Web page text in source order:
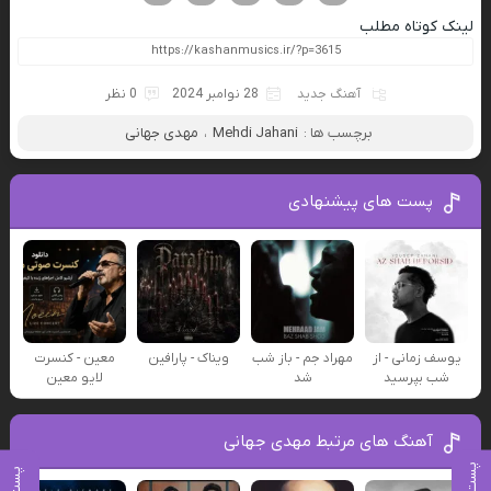
لینک کوتاه مطلب
آهنگ جدید 28 نوامبر 2024 0 نظر
برچسب ها : Mehdi Jahani ، مهدی جهانی
پست های پیشنهادی
یوسف زمانی - از
شب بپرسید
مهراد جم - باز شب
شد
ویناک - پارافین
معین - کنسرت
لایو معین
آهنگ های مرتبط مهدی جهانی